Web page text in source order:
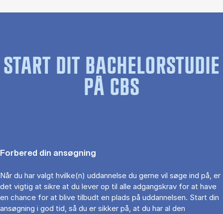
START DIT BACHELORSTUDIE
PÅ CBS
Forbered din ansøgning
Når du har valgt hvilke(n) uddannelse du gerne vil søge ind på, er
det vigtig at sikre at du lever op til alle adgangskrav for at have
en chance for at blive tilbudt en plads på uddannelsen. Start din
ansøgning i god tid, så du er sikker på, at du har al den